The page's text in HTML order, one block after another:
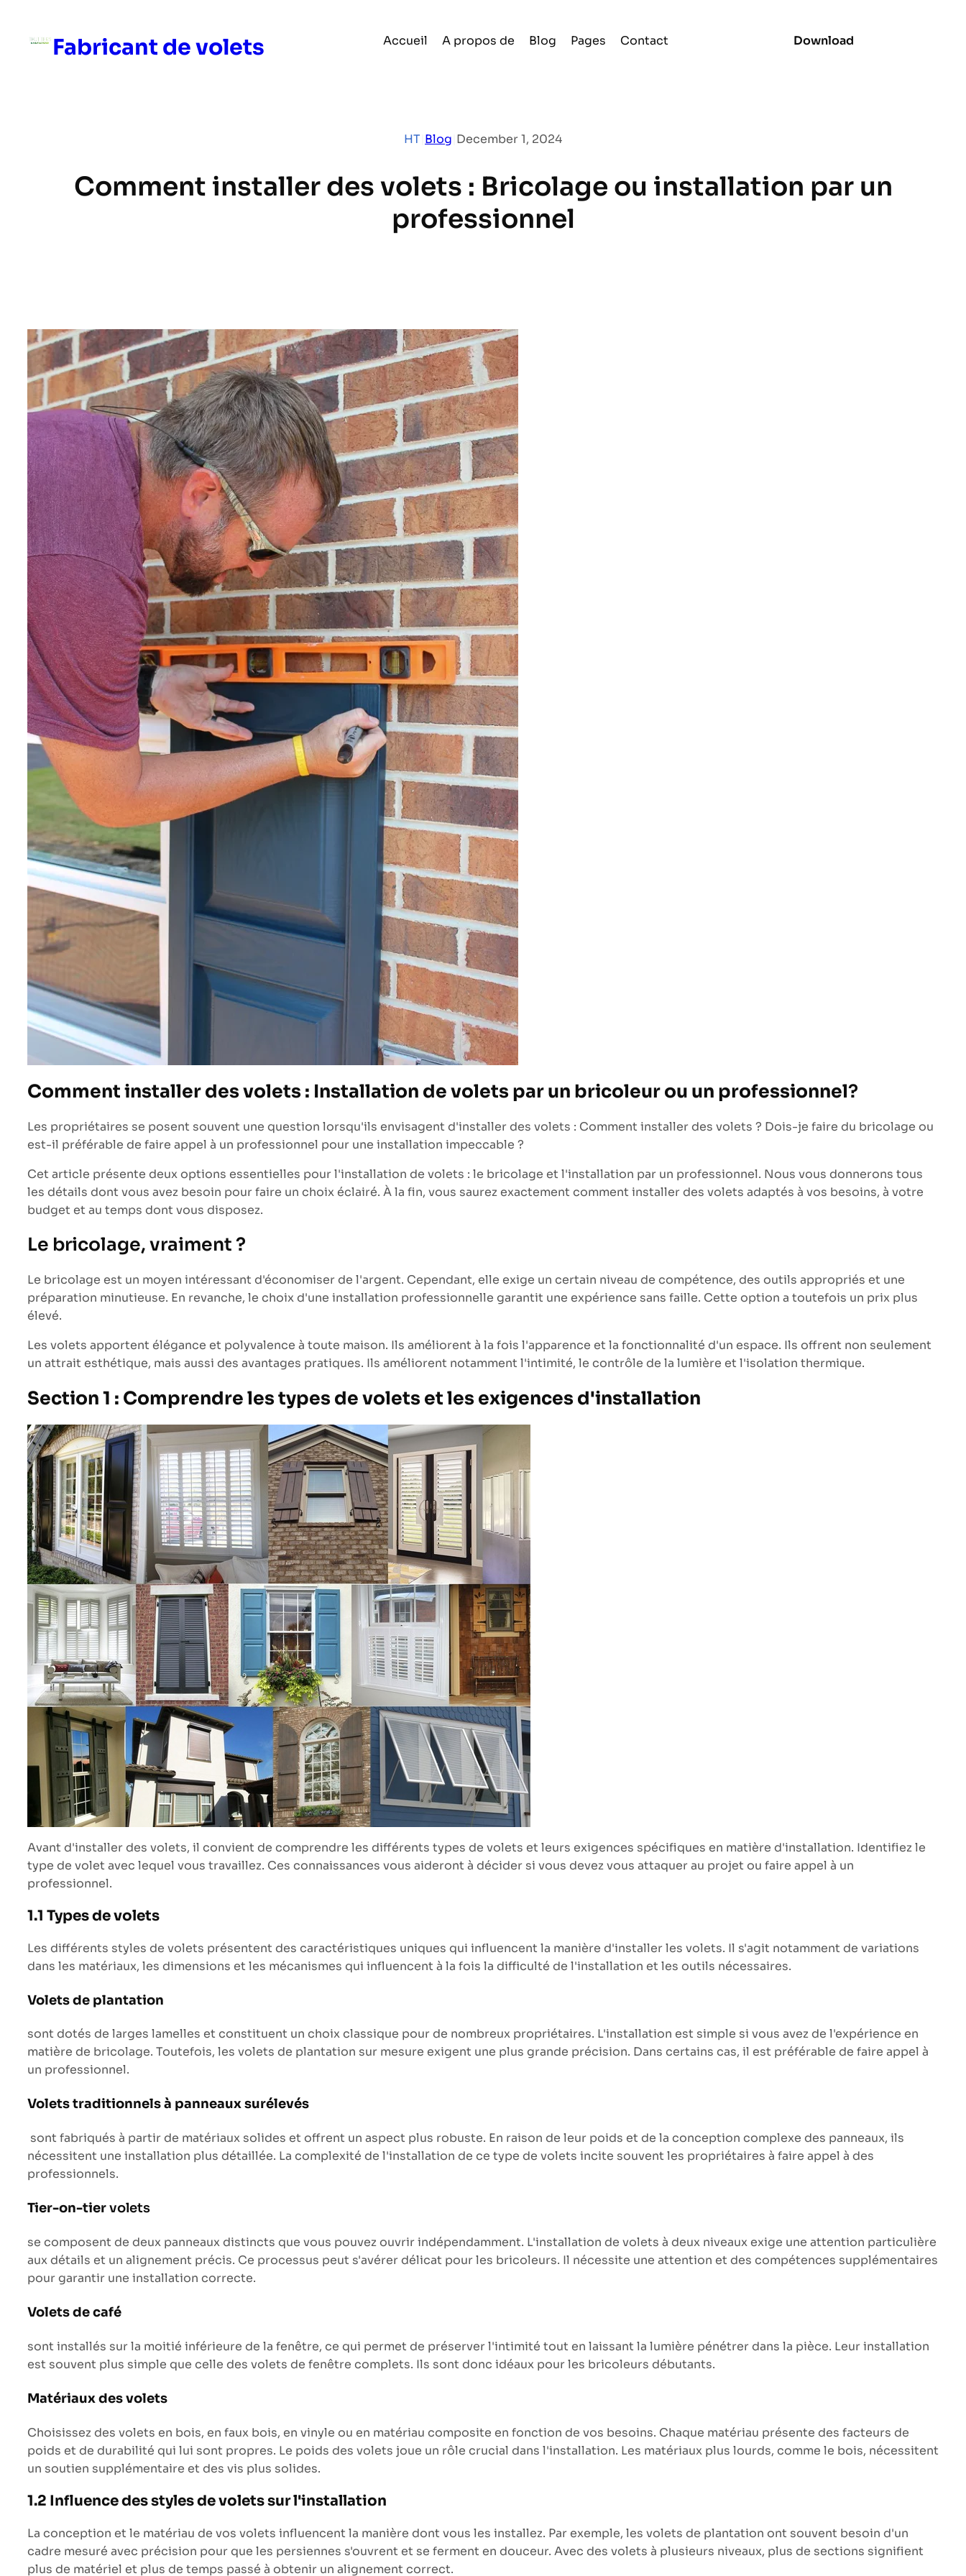
Fabricant de volets Accueil A propos de Blog Pages Contact Download
HT Blog December 1, 2024
Comment installer des volets : Bricolage ou installation par un
professionnel
Comment installer des volets : Installation de volets par un bricoleur ou un professionnel?
Les propriétaires se posent souvent une question lorsqu'ils envisagent d'installer des volets : Comment installer des volets ? Dois-je faire du bricolage ou
est-il préférable de faire appel à un professionnel pour une installation impeccable ?
Cet article présente deux options essentielles pour l'installation de volets : le bricolage et l'installation par un professionnel. Nous vous donnerons tous
les détails dont vous avez besoin pour faire un choix éclairé. À la fin, vous saurez exactement comment installer des volets adaptés à vos besoins, à votre
budget et au temps dont vous disposez.
Le bricolage, vraiment ?
Le bricolage est un moyen intéressant d'économiser de l'argent. Cependant, elle exige un certain niveau de compétence, des outils appropriés et une
préparation minutieuse. En revanche, le choix d'une installation professionnelle garantit une expérience sans faille. Cette option a toutefois un prix plus
élevé.
Les volets apportent élégance et polyvalence à toute maison. Ils améliorent à la fois l'apparence et la fonctionnalité d'un espace. Ils offrent non seulement
un attrait esthétique, mais aussi des avantages pratiques. Ils améliorent notamment l'intimité, le contrôle de la lumière et l'isolation thermique.
Section 1 : Comprendre les types de volets et les exigences d'installation
Avant d'installer des volets, il convient de comprendre les différents types de volets et leurs exigences spécifiques en matière d'installation. Identifiez le
type de volet avec lequel vous travaillez. Ces connaissances vous aideront à décider si vous devez vous attaquer au projet ou faire appel à un
professionnel.
1.1 Types de volets
Les différents styles de volets présentent des caractéristiques uniques qui influencent la manière d'installer les volets. Il s'agit notamment de variations
dans les matériaux, les dimensions et les mécanismes qui influencent à la fois la difficulté de l'installation et les outils nécessaires.
Volets de plantation
sont dotés de larges lamelles et constituent un choix classique pour de nombreux propriétaires. L'installation est simple si vous avez de l'expérience en
matière de bricolage. Toutefois, les volets de plantation sur mesure exigent une plus grande précision. Dans certains cas, il est préférable de faire appel à
un professionnel.
Volets traditionnels à panneaux surélevés
sont fabriqués à partir de matériaux solides et offrent un aspect plus robuste. En raison de leur poids et de la conception complexe des panneaux, ils
nécessitent une installation plus détaillée. La complexité de l'installation de ce type de volets incite souvent les propriétaires à faire appel à des
professionnels.
Tier-on-tiervolets
se composent de deux panneaux distincts que vous pouvez ouvrir indépendamment. L'installation de volets à deux niveaux exige une attention particulière
aux détails et un alignement précis. Ce processus peut s'avérer délicat pour les bricoleurs. Il nécessite une attention et des compétences supplémentaires
pour garantir une installation correcte.
Volets de café
sont installés sur la moitié inférieure de la fenêtre, ce qui permet de préserver l'intimité tout en laissant la lumière pénétrer dans la pièce. Leur installation
est souvent plus simple que celle des volets de fenêtre complets. Ils sont donc idéaux pour les bricoleurs débutants.
Matériaux des volets
Choisissez des volets en bois, en faux bois, en vinyle ou en matériau composite en fonction de vos besoins. Chaque matériau présente des facteurs de
poids et de durabilité qui lui sont propres. Le poids des volets joue un rôle crucial dans l'installation. Les matériaux plus lourds, comme le bois, nécessitent
un soutien supplémentaire et des vis plus solides.
1.2 Influence des styles de volets sur l'installation
La conception et le matériau de vos volets influencent la manière dont vous les installez. Par exemple, les volets de plantation ont souvent besoin d'un
cadre mesuré avec précision pour que les persiennes s'ouvrent et se ferment en douceur. Avec des volets à plusieurs niveaux, plus de sections signifient
plus de matériel et plus de temps passé à obtenir un alignement correct.